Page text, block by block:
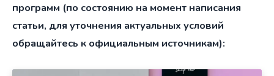
программ (по состоянию на момент написания
статьи, для уточнения актуальных условий
обращайтесь к официальным источникам):